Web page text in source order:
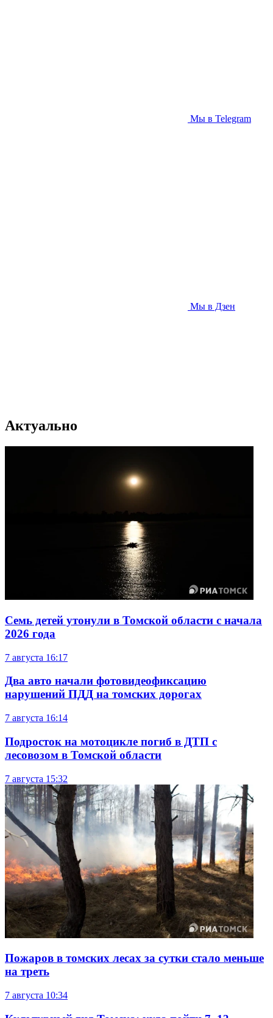
Мы в Telegram
Мы в Дзен
Актуально
Семь детей утонули в Томской области с начала
2026 года
7 августа 16:17
Два авто начали фотовидеофиксацию
нарушений ПДД на томских дорогах
7 августа 16:14
Подросток на мотоцикле погиб в ДТП с
лесовозом в Томской области
7 августа 15:32
Пожаров в томских лесах за сутки стало меньше
на треть
7 августа 10:34